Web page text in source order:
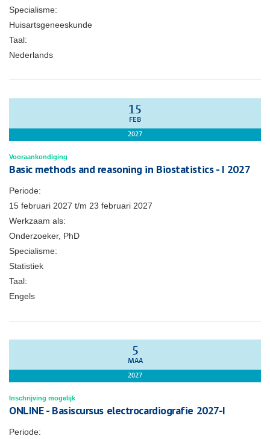
Specialisme:
Huisartsgeneeskunde
Taal:
Nederlands
15
FEB
2027
Vooraankondiging
Basic methods and reasoning in Biostatistics - I 2027
Periode:
15 februari 2027 t/m 23 februari 2027
Werkzaam als:
Onderzoeker, PhD
Specialisme:
Statistiek
Taal:
Engels
5
MAA
2027
Inschrijving mogelijk
ONLINE - Basiscursus electrocardiografie 2027-I
Periode: